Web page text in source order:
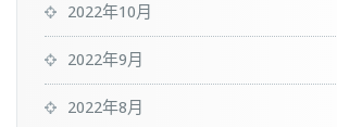
2022年10月
2022年9月
2022年8月